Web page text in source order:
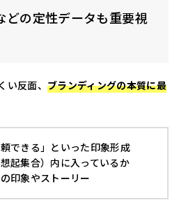
どの定性データも重要視
反面、 ブランディングの本質に最
できる」といった印象形成
起集合）内に入っているか
印象やストーリー